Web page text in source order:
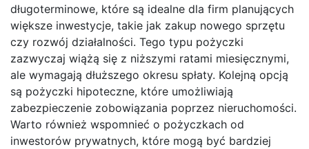
długoterminowe, które są idealne dla firm planujących
większe inwestycje, takie jak zakup nowego sprzętu
czy rozwój działalności. Tego typu pożyczki
zazwyczaj wiążą się z niższymi ratami miesięcznymi,
ale wymagają dłuższego okresu spłaty. Kolejną opcją
są pożyczki hipoteczne, które umożliwiają
zabezpieczenie zobowiązania poprzez nieruchomości.
Warto również wspomnieć o pożyczkach od
inwestorów prywatnych, które mogą być bardziej